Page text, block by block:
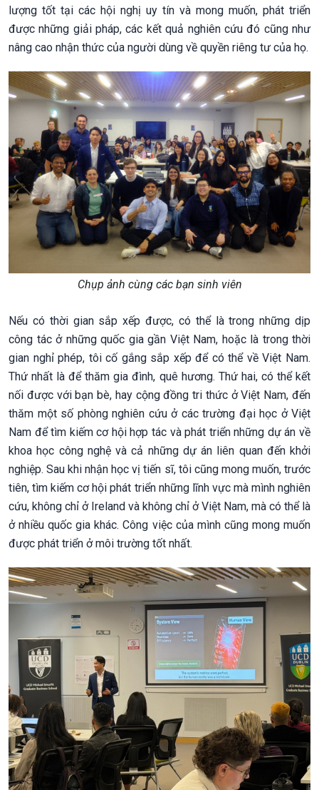
lượng tốt tại các hội nghị uy tín và mong muốn, phát triển
được những giải pháp, các kết quả nghiên cứu đó cũng như
nâng cao nhận thức của người dùng về quyền riêng tư của họ.
Chụp ảnh cùng các bạn sinh viên
Nếu có thời gian sắp xếp được, có thể là trong những dịp
công tác ở những quốc gia gần Việt Nam, hoặc là trong thời
gian nghỉ phép, tôi cố gắng sắp xếp để có thể về Việt Nam.
Thứ nhất là để thăm gia đình, quê hương. Thứ hai, có thể kết
nối được với bạn bè, hay cộng đồng tri thức ở Việt Nam, đến
thăm một số phòng nghiên cứu ở các trường đại học ở Việt
Nam để tìm kiếm cơ hội hợp tác và phát triển những dự án về
khoa học công nghệ và cả những dự án liên quan đến khởi
nghiệp. Sau khi nhận học vị tiến sĩ, tôi cũng mong muốn, trước
tiên, tìm kiếm cơ hội phát triển những lĩnh vực mà mình nghiên
cứu, không chỉ ở Ireland và không chỉ ở Việt Nam, mà có thể là
ở nhiều quốc gia khác. Công việc của mình cũng mong muốn
được phát triển ở môi trường tốt nhất.